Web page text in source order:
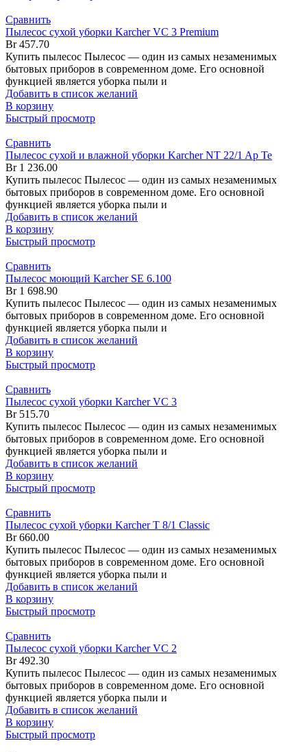
Сравнить
Пылесос сухой уборки Karcher VC 3 Premium
Br457.70
Купить пылесос Пылесос — один из самых незаменимых
бытовых приборов в современном доме. Его основной
функцией является уборка пыли и
Добавить в список желаний
В корзину
Быстрый просмотр
Сравнить
Пылесос сухой и влажной уборки Karcher NT 22/1 Ap Te
Br1 236.00
Купить пылесос Пылесос — один из самых незаменимых
бытовых приборов в современном доме. Его основной
функцией является уборка пыли и
Добавить в список желаний
В корзину
Быстрый просмотр
Сравнить
Пылесос моющий Karcher SE 6.100
Br1 698.90
Купить пылесос Пылесос — один из самых незаменимых
бытовых приборов в современном доме. Его основной
функцией является уборка пыли и
Добавить в список желаний
В корзину
Быстрый просмотр
Сравнить
Пылесос сухой уборки Karcher VC 3
Br515.70
Купить пылесос Пылесос — один из самых незаменимых
бытовых приборов в современном доме. Его основной
функцией является уборка пыли и
Добавить в список желаний
В корзину
Быстрый просмотр
Сравнить
Пылесос сухой уборки Karcher T 8/1 Classic
Br660.00
Купить пылесос Пылесос — один из самых незаменимых
бытовых приборов в современном доме. Его основной
функцией является уборка пыли и
Добавить в список желаний
В корзину
Быстрый просмотр
Сравнить
Пылесос сухой уборки Karcher VC 2
Br492.30
Купить пылесос Пылесос — один из самых незаменимых
бытовых приборов в современном доме. Его основной
функцией является уборка пыли и
Добавить в список желаний
В корзину
Быстрый просмотр